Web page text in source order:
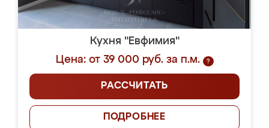
Кухня "Евфимия"
Цена: от 39 000 руб. за п.м.
?
РАССЧИТАТЬ
ПОДРОБНЕЕ